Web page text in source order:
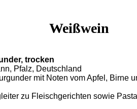
Weißwein
trocken
Pfalz, Deutschland
mit Noten vom Apfel, Birne
zu Fleischgerichten sowie Pasta